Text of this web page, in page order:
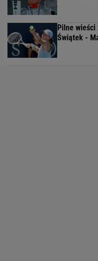
Pilne wieści
Świątek -